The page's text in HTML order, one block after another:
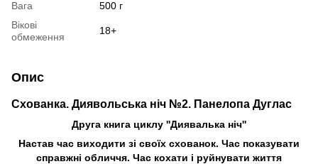
Вага
500 г
Вікові
обмеження
18+
Опис
Схованка. Диявольська ніч №2. Панелопа Дуглас
Друга книга циклу ''Диявалька ніч''
Настав час виходити зі своїх схованок. Час показувати
справжні обличчя. Час кохати і руйнувати життя